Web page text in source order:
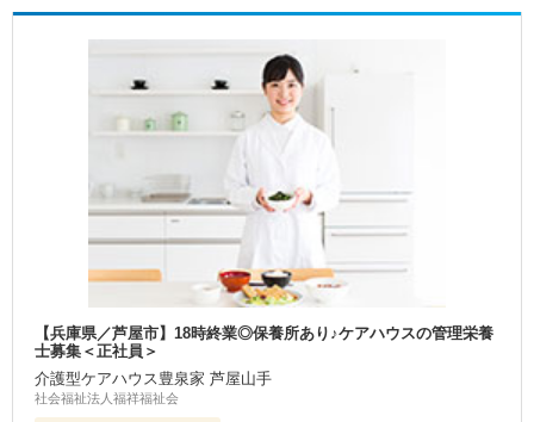
【兵庫県／芦屋市】18時終業◎保養所あり♪ケアハウスの管理栄養
士募集＜正社員＞
介護型ケアハウス豊泉家 芦屋山手
社会福祉法人福祥福祉会